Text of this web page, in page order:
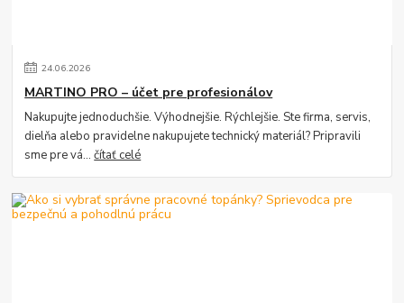
24.06.2026
MARTINO PRO – účet pre profesionálov
Nakupujte jednoduchšie. Výhodnejšie. Rýchlejšie. Ste firma, servis,
dielňa alebo pravidelne nakupujete technický materiál? Pripravili
sme pre vá...čítať celé